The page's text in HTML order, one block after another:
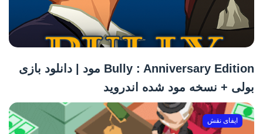
Bully : Anniversary Edition مود | دانلود بازی
بولی + نسخه مود شده اندروید
ایفای نقش